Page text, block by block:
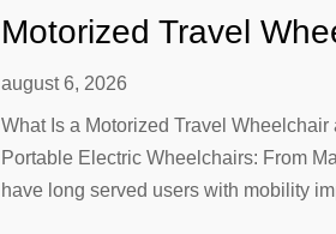
Motorized Travel
B2B Sourcing Guide
august 6, 2026
What Is a Motorized Travel
Portable Electric Wheelchairs: From
have long served users with mobility